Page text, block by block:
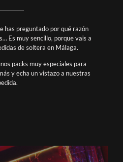
has preguntado por qué razón
Es muy sencillo, porque vais a
de soltera en Málaga.
packs muy especiales para
y echa un vistazo a nuestras